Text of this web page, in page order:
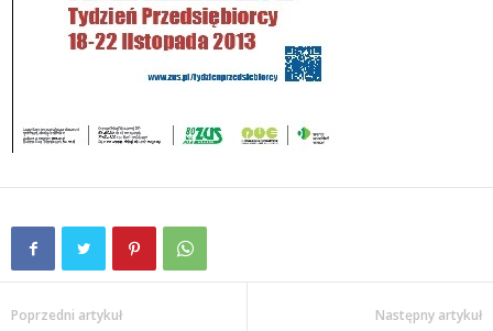
Poprzedni artykuł Następny artykuł